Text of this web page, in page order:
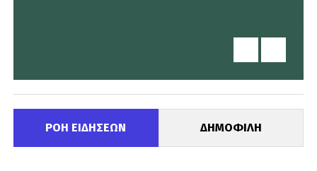
ΡΟΗ ΕΙΔΗΣΕΩΝ ΔΗΜΟΦΙΛΗ